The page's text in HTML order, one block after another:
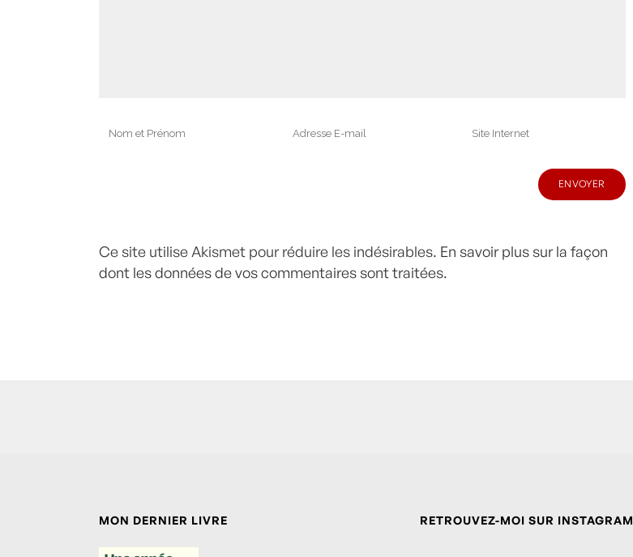
Ce site utilise Akismet pour réduire les indésirables. En savoir plus sur la façon
dont les données de vos commentaires sont traitées.
MON DERNIER LIVRE RETROUVEZ-MOI SUR INSTAGRAM